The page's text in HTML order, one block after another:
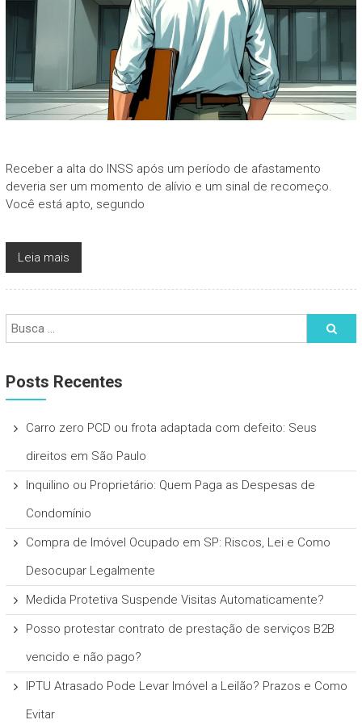
Receber a alta do INSS após um período de afastamento
deveria ser um momento de alívio e um sinal de recomeço.
Você está apto, segundo
Leia mais
Posts Recentes
Carro zero PCD ou frota adaptada com defeito: Seus
direitos em São Paulo
Inquilino ou Proprietário: Quem Paga as Despesas de
Condomínio
Compra de Imóvel Ocupado em SP: Riscos, Lei e Como
Desocupar Legalmente
Medida Protetiva Suspende Visitas Automaticamente?
Posso protestar contrato de prestação de serviços B2B
vencido e não pago?
IPTU Atrasado Pode Levar Imóvel a Leilão? Prazos e Como
Evitar